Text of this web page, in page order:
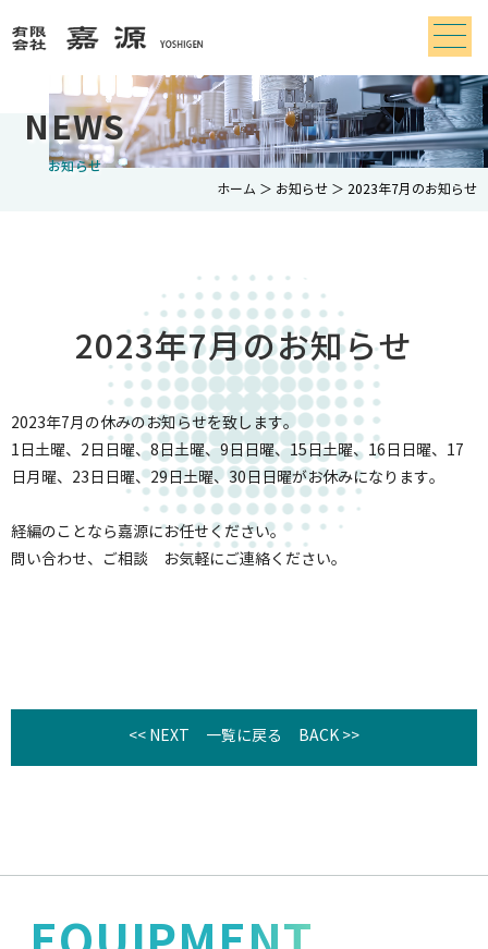
NEWS
お知らせ
ホーム ＞ お知らせ ＞ 2023年7月のお知らせ
2023年7月のお知らせ
2023年7月の休みのお知らせを致します。
1日土曜、2日日曜、8日土曜、9日日曜、15日土曜、16日日曜、17
日月曜、23日日曜、29日土曜、30日日曜がお休みになります。
経編のことなら嘉源にお任せください。
問い合わせ、ご相談 お気軽にご連絡ください。
<< NEXT 一覧に戻る BACK >>